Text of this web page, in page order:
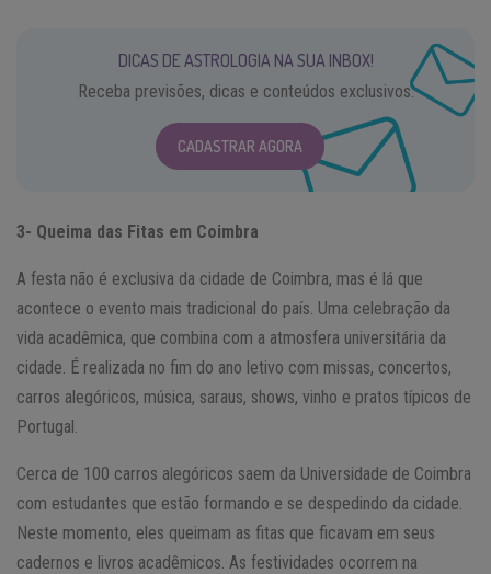
DICAS DE ASTROLOGIA NA SUA INBOX!
Receba previsões, dicas e conteúdos exclusivos.
CADASTRAR AGORA
3- Queima das Fitas em Coimbra
A festa não é exclusiva da cidade de Coimbra, mas é lá que
acontece o evento mais tradicional do país. Uma celebração da
vida acadêmica, que combina com a atmosfera universitária da
cidade. É realizada no fim do ano letivo com missas, concertos,
carros alegóricos, música, saraus, shows, vinho e pratos típicos de
Portugal.
Cerca de 100 carros alegóricos saem da Universidade de Coimbra
com estudantes que estão formando e se despedindo da cidade.
Neste momento, eles queimam as fitas que ficavam em seus
cadernos e livros acadêmicos. As festividades ocorrem na